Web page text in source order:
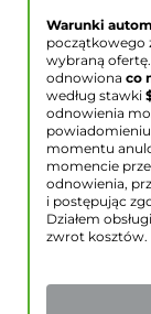
Warunki
początkowego
wybraną
odnowiona co
według stawki
odnowienia
momentu
momencie
odnowienia,
i postępując
Działem
zwrot kosztów.